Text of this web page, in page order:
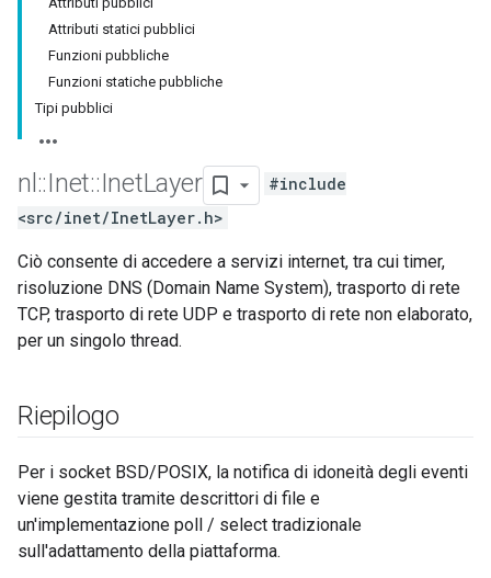
Attributi statici pubblici
Funzioni pubbliche
Funzioni statiche pubbliche
Tipi pubblici
nl ::Inet::InetLayer
#include
<src/inet/InetLayer.h>
Ciò consente di accedere a servizi internet, tra cui timer,
risoluzione DNS (Domain Name System), trasporto di rete
TCP, trasporto di rete UDP e trasporto di rete non elaborato,
per un singolo thread.
Riepilogo
Per i socket BSD/POSIX, la notifica di idoneità degli eventi
viene gestita tramite descrittori di file e
un'implementazione poll / select tradizionale
sull'adattamento della piattaforma.